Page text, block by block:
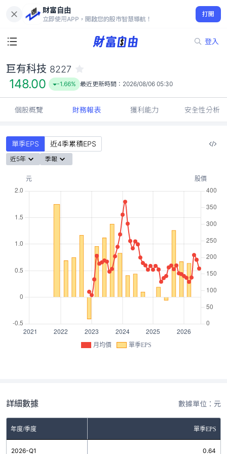
財富自由
立即使用APP，開啟您的股市智慧導航！
打開
登入
148.00
-1.66%
巨有科技 8227
148.00 -1.66% 最近更新時間： 2026/08/06 05:30
個股概覽 財務報表 獲利能力 安全性分析
單季EPS 近4季累積EPS
近5年 季報
月均價 單季EPS
詳細數據 數據單位：元
年度/季度 單季EPS
2026-Q1 0.64